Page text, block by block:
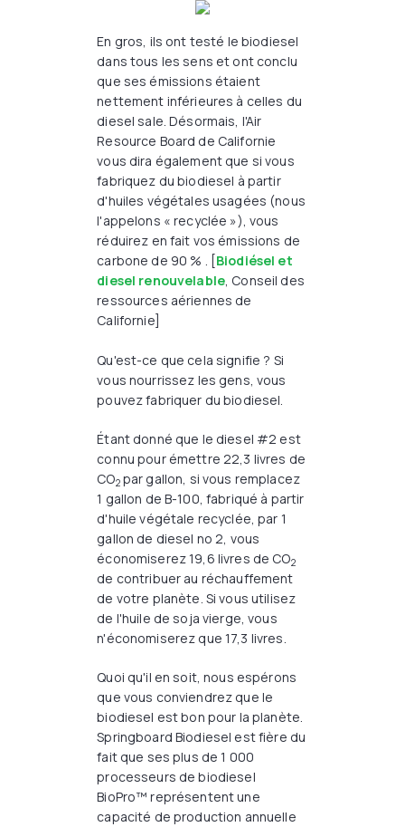
En gros, ils ont testé le biodiesel
dans tous les sens et ont conclu
que ses émissions étaient
nettement inférieures à celles du
diesel sale. Désormais, l'Air
Resource Board de Californie
vous dira également que si vous
fabriquez du biodiesel à partir
d'huiles végétales usagées (nous
l'appelons « recyclée »), vous
réduirez en fait vos émissions de
carbone de 90 % . [ Biodiésel et
diesel renouvelable, Conseil des
ressources aériennes de
Californie]
Qu'est-ce que cela signifie ? Si
vous nourrissez les gens, vous
pouvez fabriquer du biodiesel.
Étant donné que le diesel #2 est
connu pour émettre 22,3 livres de
CO2par gallon, si vous remplacez
1 gallon de B-100, fabriqué à partir
d'huile végétale recyclée, par 1
gallon de diesel no 2, vous
économiserez 19,6 livres de CO2
de contribuer au réchauffement
de votre planète. Si vous utilisez
de l'huile de soja vierge, vous
n'économiserez que 17,3 livres.
Quoi qu'il en soit, nous espérons
que vous conviendrez que le
biodiesel est bon pour la planète.
Springboard Biodiesel est fière du
fait que ses plus de 1 000
processeurs de biodiesel
BioPro™ représentent une
capacité de production annuelle